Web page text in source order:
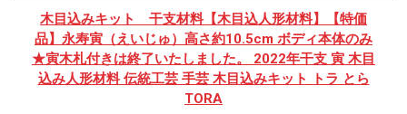
木目込みキット 干支材料 【木目込人形材料】【特価
品】永寿寅（えいじゅ）高さ約10.5cm ボディ本体のみ
★寅木札付きは終了いたしました。 2022年干支 寅 木目
込み人形材料 伝統工芸 手芸 木目込みキット トラ とら
TORA